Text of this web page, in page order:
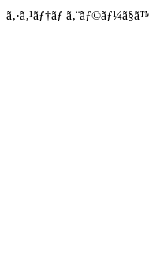
ã‚·ã‚¹ãƒ†ãƒ